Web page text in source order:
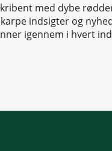
med dybe
indsigter og
igennem i hvert